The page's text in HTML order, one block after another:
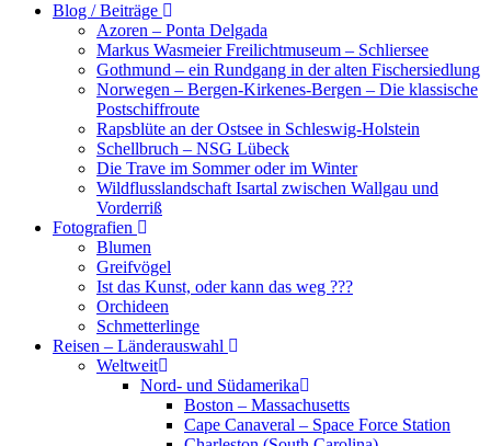
Blog / Beiträge
Azoren – Ponta Delgada
Markus Wasmeier Freilichtmuseum – Schliersee
Gothmund – ein Rundgang in der alten Fischersiedlung
Norwegen – Bergen-Kirkenes-Bergen – Die klassische
Postschiffroute
Rapsblüte an der Ostsee in Schleswig-Holstein
Schellbruch – NSG Lübeck
Die Trave im Sommer oder im Winter
Wildflusslandschaft Isartal zwischen Wallgau und
Vorderriß
Fotografien
Blumen
Greifvögel
Ist das Kunst, oder kann das weg ???
Orchideen
Schmetterlinge
Reisen – Länderauswahl
Weltweit
Nord- und Südamerika
Boston – Massachusetts
Cape Canaveral – Space Force Station